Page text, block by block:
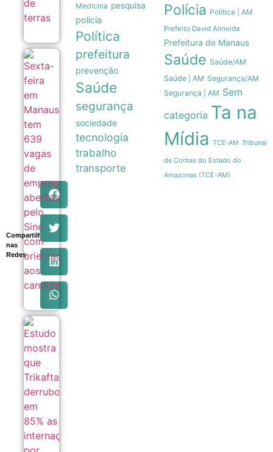
Compartilhe
nas
Redes
Sexta-feira
em Manaus
vagas de
abertas
pelo Sine
com
orientações
aos
candidatos
06/08
Medicina pesquisa
polícia
Política
prefeitura
prevenção
Saúde
segurança
sociedade
tecnologia
trabalho
transporte
Polícia Política | AM
Prefeito David Almeida
Prefeitura de Manaus
Saúde Saúde/AM
Saúde | AM Segurança/AM
Segurança | AM Sem
categoria Ta na
Mídia TCE-AM Tribunal
de Contas do Estado do
Amazonas (TCE-AM)